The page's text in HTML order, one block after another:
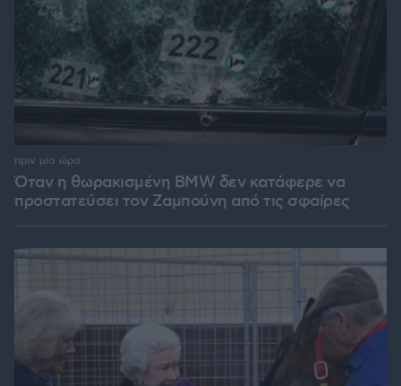
Όταν η θωρακισμένη BMW δεν κατάφερε να
προστατεύσει τον Ζαμπούνη από τις σφαίρες
πριν μία ώρα